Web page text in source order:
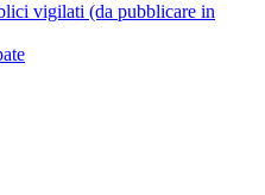
vigilati (da pubblicare in